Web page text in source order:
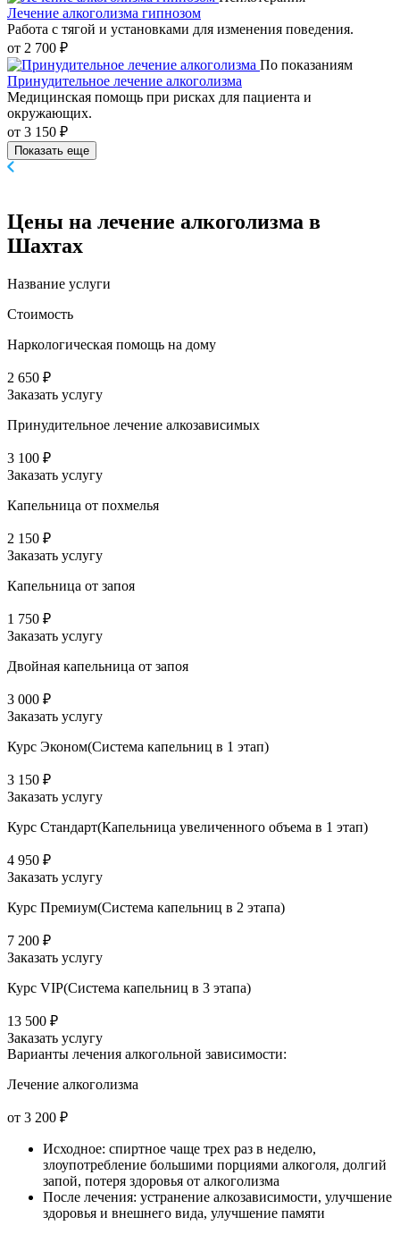
Лечение алкоголизма гипнозом
Работа с тягой и установками для изменения поведения.
от 2 700 ₽
По показаниям
Принудительное лечение алкоголизма
Медицинская помощь при рисках для пациента и
окружающих.
от 3 150 ₽
Показать еще
Цены на лечение алкоголизма в
Шахтах
Название услуги
Стоимость
Наркологическая помощь на дому
2 650 ₽
Заказать услугу
Принудительное лечение алкозависимых
3 100 ₽
Заказать услугу
Капельница от похмелья
2 150 ₽
Заказать услугу
Капельница от запоя
1 750 ₽
Заказать услугу
Двойная капельница от запоя
3 000 ₽
Заказать услугу
Курс Эконом(Система капельниц в 1 этап)
3 150 ₽
Заказать услугу
Курс Стандарт(Капельница увеличенного объема в 1 этап)
4 950 ₽
Заказать услугу
Курс Премиум(Система капельниц в 2 этапа)
7 200 ₽
Заказать услугу
Курс VIP(Система капельниц в 3 этапа)
13 500 ₽
Заказать услугу
Варианты лечения алкогольной зависимости:
Лечение алкоголизма
от 3 200 ₽
Исходное: спиртное чаще трех раз в неделю,
злоупотребление большими порциями алкоголя, долгий
запой, потеря здоровья от алкоголизма
После лечения: устранение алкозависимости, улучшение
здоровья и внешнего вида, улучшение памяти